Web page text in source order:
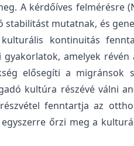
A kérdőíves felmérésre
mutatnak, és
kontinuitás
amelyek
elősegíti a migránsok
kultúra részévé válni
fenntartja az
őrzi meg a